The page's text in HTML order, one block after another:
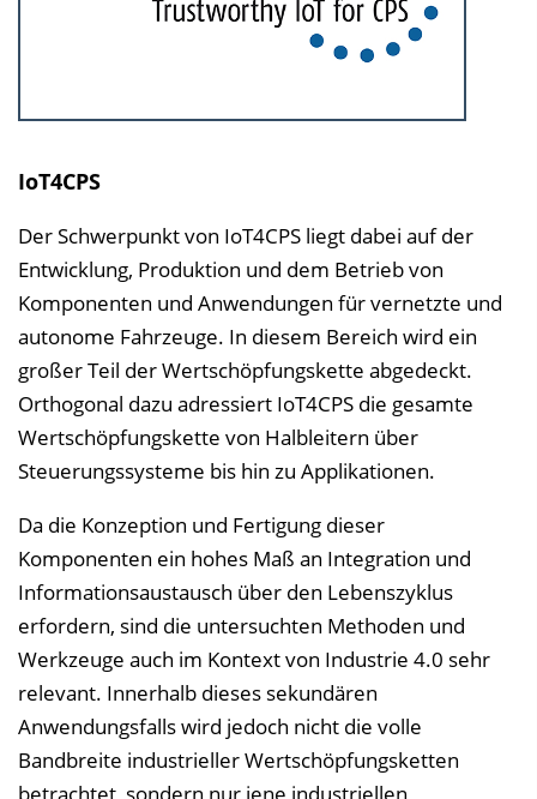
IoT4CPS
Der Schwerpunkt von IoT4CPS liegt dabei auf der
Entwicklung, Produktion und dem Betrieb von
Komponenten und Anwendungen für vernetzte und
autonome Fahrzeuge. In diesem Bereich wird ein
großer Teil der Wertschöpfungskette abgedeckt.
Orthogonal dazu adressiert IoT4CPS die gesamte
Wertschöpfungskette von Halbleitern über
Steuerungssysteme bis hin zu Applikationen.
Da die Konzeption und Fertigung dieser
Komponenten ein hohes Maß an Integration und
Informationsaustausch über den Lebenszyklus
erfordern, sind die untersuchten Methoden und
Werkzeuge auch im Kontext von Industrie 4.0 sehr
relevant. Innerhalb dieses sekundären
Anwendungsfalls wird jedoch nicht die volle
Bandbreite industrieller Wertschöpfungsketten